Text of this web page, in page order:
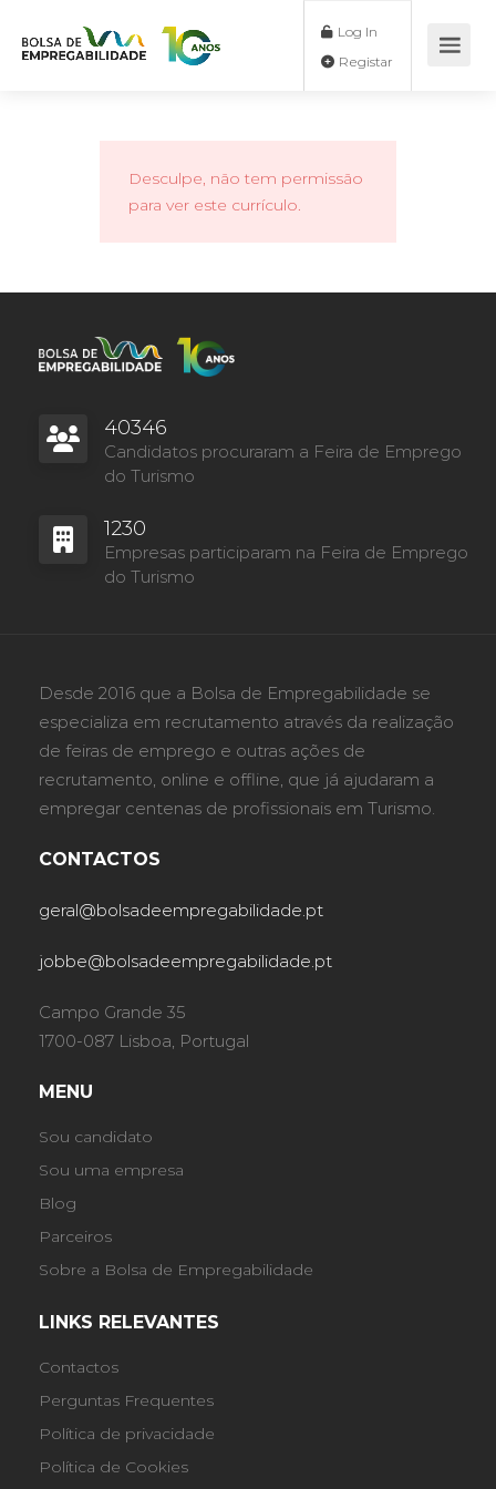
Log In
Desculpe, não tem permissão
para ver este currículo.
40346
Candidatos procuraram a Feira de Emprego
do Turismo
1230
Empresas participaram na Feira de Emprego
do Turismo
Desde 2016 que a Bolsa de Empregabilidade se
especializa em recrutamento através da realização
de feiras de emprego e outras ações de
recrutamento, online e offline, que já ajudaram a
empregar centenas de profissionais em Turismo.
CONTACTOS
geral@bolsadeempregabilidade.pt
jobbe@bolsadeempregabilidade.pt
Campo Grande 35
1700-087 Lisboa, Portugal
MENU
Sou candidato
Sou uma empresa
Blog
Parceiros
Sobre a Bolsa de Empregabilidade
LINKS RELEVANTES
Contactos
Perguntas Frequentes
Política de privacidade
Política de Cookies